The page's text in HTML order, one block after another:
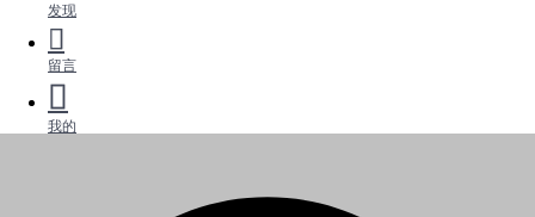
发现
留言
我的